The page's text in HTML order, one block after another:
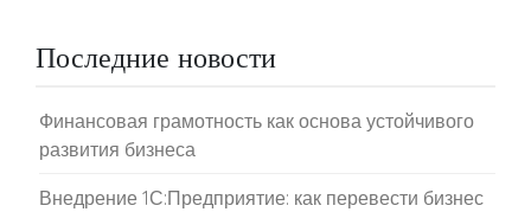
Последние новости
Финансовая грамотность как основа устойчивого
развития бизнеса
Внедрение 1С:Предприятие: как перевести бизнес